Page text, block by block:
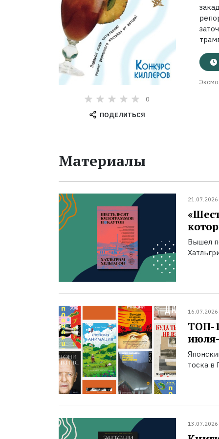
0
ПОДЕЛИТЬСЯ
Эксмо
Материалы
21.07.2026
Вышел
16.07.2026
ТОП-
тоска в
13.07.2026